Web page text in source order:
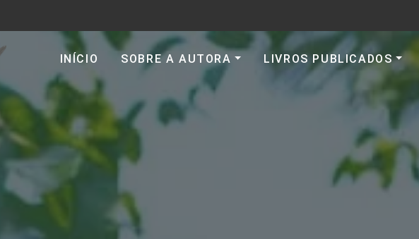
INÍCIO SOBRE A AUTORA LIVROS PUBLICADOS